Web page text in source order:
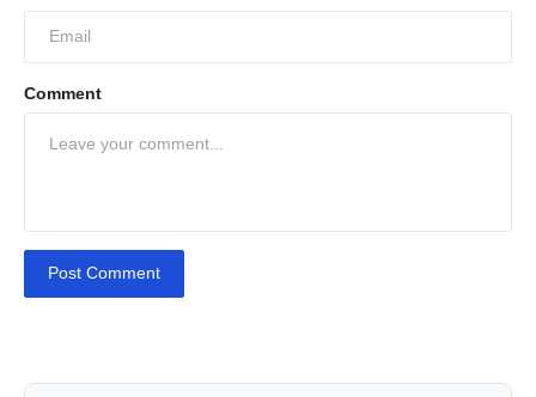
Comment
Post Comment